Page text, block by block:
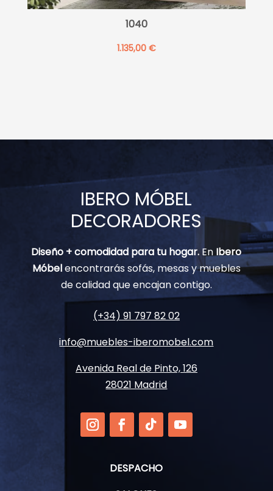
1040
1.135,00 €
IBERO MÓBEL
DECORADORES
Diseño + comodidad para tu hogar. EnIbero
Móbelencontrarás sofás, mesas y muebles
de calidad que encajan contigo.
(+34) 91 797 82 02
info@muebles-iberomobel.com
Avenida Real de Pinto, 126
28021 Madrid
DESPACHO